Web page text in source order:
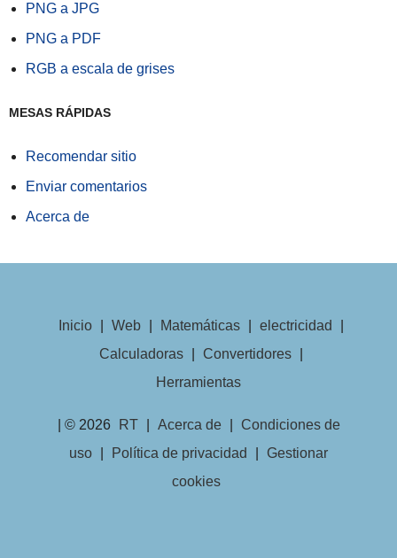
PNG a JPG
PNG a PDF
RGB a escala de grises
MESAS RÁPIDAS
Recomendar sitio
Enviar comentarios
Acerca de
Inicio Web Matemáticas electricidad
Calculadoras
Convertidores
Herramientas
| © 2026 RT Acerca de
Condiciones de
uso
Política de privacidad
Gestionar
cookies